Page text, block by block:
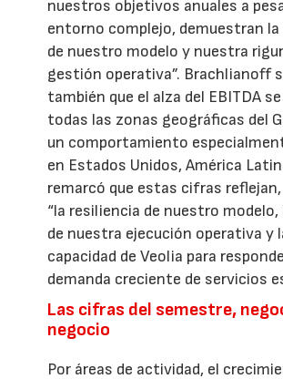
nuestros objetivos anuales a
entorno complejo, demuestran
de nuestro modelo y nuestra
gestión operativa”. Brachlianoff
también que el alza del EBITDA
todas las zonas geográficas del
un comportamiento
en Estados Unidos, América
remarcó que estas cifras reflejan,
“la resiliencia de nuestro modelo,
de nuestra ejecución operativa y
capacidad de Veolia para
demanda creciente de servicios
Las cifras del semestre,
negocio
Por áreas de actividad, el